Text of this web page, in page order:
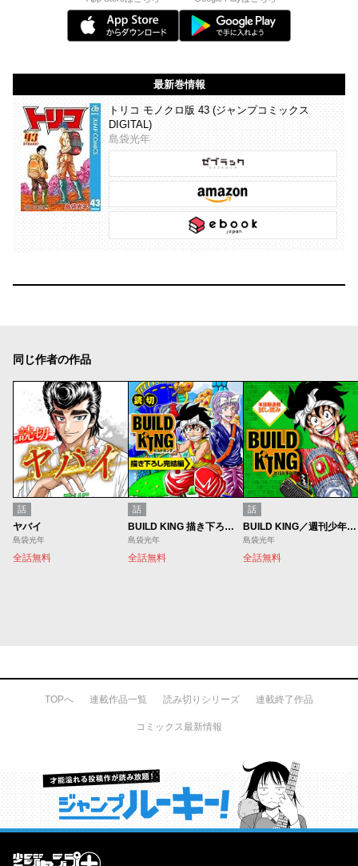
最新巻情報
トリコ モノクロ版 43 (ジャンプコミックス
DIGITAL)
島袋光年
同じ作者の作品
話
ヤバイ
島袋光年
全話無料
話
BUILD KING 描き下ろし完結編
島袋光年
全話無料
話
BUILD KING／週刊少年ジャンプ新連載試し読み
島袋光年
全話無料
TOPへ 連載作品一覧 読み切りシリーズ 連載終了作品
コミックス最新情報
才能溢れる投稿作が読み放題！ ジャンプルーキー！